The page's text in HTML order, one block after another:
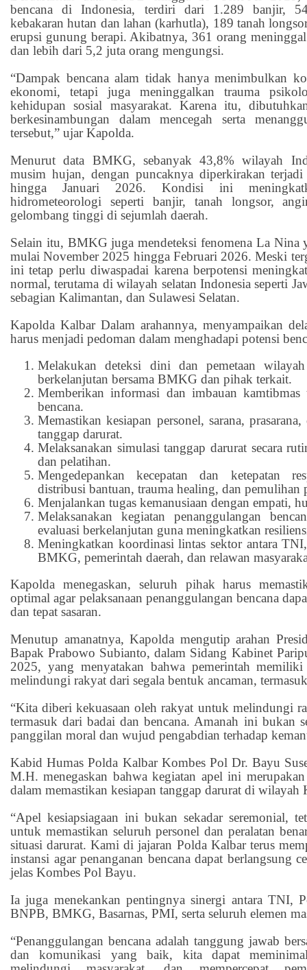
bencana di Indonesia, terdiri dari 1.289 banjir,
kebakaran hutan dan lahan (karhutla), 189 tanah
erupsi gunung berapi. Akibatnya, 361 orang
dan lebih dari 5,2 juta orang mengungsi.
“Dampak bencana alam tidak hanya menimbulkan
ekonomi, tetapi juga meninggalkan trauma
kehidupan sosial masyarakat. Karena itu,
berkesinambungan dalam mencegah serta
tersebut,” ujar Kapolda.
Menurut data BMKG, sebanyak 43,8% wilayah
musim hujan, dengan puncaknya diperkirakan
hingga Januari 2026. Kondisi ini
hidrometeorologi seperti banjir, tanah longsor,
gelombang tinggi di sejumlah daerah.
Selain itu, BMKG juga mendeteksi fenomena La Nina
mulai November 2025 hingga Februari 2026. Meski
ini tetap perlu diwaspadai karena berpotensi
normal, terutama di wilayah selatan Indonesia seperti
sebagian Kalimantan, dan Sulawesi Selatan.
Kapolda Kalbar Dalam arahannya, menyampaikan
harus menjadi pedoman dalam menghadapi potensi
Melakukan deteksi dini dan pemetaan wilayah
berkelanjutan bersama BMKG dan pihak terkait.
Memberikan informasi dan imbauan kamtibmas
bencana.
Memastikan kesiapan personel, sarana,
tanggap darurat.
Melaksanakan simulasi tanggap darurat secara
dan pelatihan.
Mengedepankan kecepatan dan ketepatan
distribusi bantuan, trauma healing, dan pemulihan
Menjalankan tugas kemanusiaan dengan empati,
Melaksanakan kegiatan penanggulangan
evaluasi berkelanjutan guna meningkatkan
Meningkatkan koordinasi lintas sektor antara
BMKG, pemerintah daerah, dan relawan
Kapolda menegaskan, seluruh pihak harus
optimal agar pelaksanaan penanggulangan bencana
dan tepat sasaran.
Menutup amanatnya, Kapolda mengutip arahan
Bapak Prabowo Subianto, dalam Sidang Kabinet
2025, yang menyatakan bahwa pemerintah
melindungi rakyat dari segala bentuk ancaman,
“Kita diberi kekuasaan oleh rakyat untuk melindungi
termasuk dari badai dan bencana. Amanah ini bukan
panggilan moral dan wujud pengabdian terhadap
Kabid Humas Polda Kalbar Kombes Pol Dr. Bayu
M.H. menegaskan bahwa kegiatan apel ini
dalam memastikan kesiapan tanggap darurat di wilayah
“Apel kesiapsiagaan ini bukan sekadar seremonial,
untuk memastikan seluruh personel dan peralatan
situasi darurat. Kami di jajaran Polda Kalbar terus
instansi agar penanganan bencana dapat berlangsung
jelas Kombes Pol Bayu.
Ia juga menekankan pentingnya sinergi antara TNI,
BNPB, BMKG, Basarnas, PMI, serta seluruh elemen
“Penanggulangan bencana adalah tanggung jawab
dan komunikasi yang baik, kita dapat